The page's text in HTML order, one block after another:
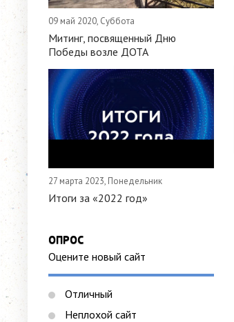
09 май 2020, Суббота
Митинг, посвященный Дню
Победы возле ДОТА
27 марта 2023, Понедельник
Итоги за «2022 год»
ОПРОС
Оцените новый сайт
Отличный
Неплохой сайт